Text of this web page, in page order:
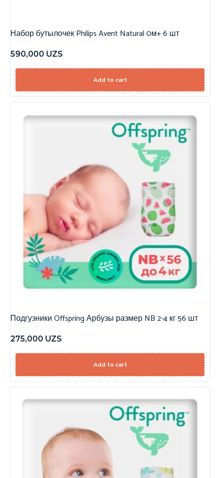
Набор бутылочек Philips Avent Natural 0м+ 6 шт
590,000 UZS
Add to cart
Подгузники Offspring Арбузы размер NB 2-4 кг 56 шт
275,000 UZS
Add to cart